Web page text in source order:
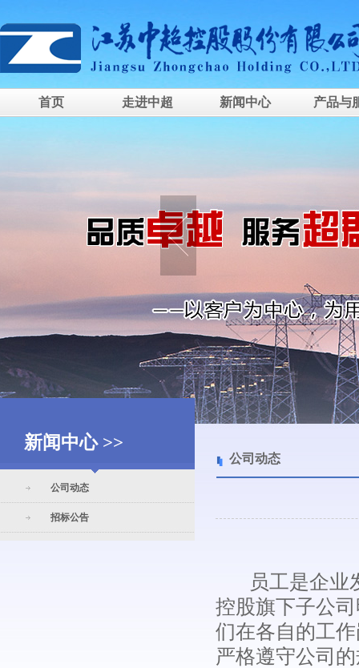
首页 走进中超 新闻中心 产品与
新闻中心 >>
公司动态
招标公告
公司动态
员工是企业发
控股旗下子公
们在各自的工
严格遵守公司